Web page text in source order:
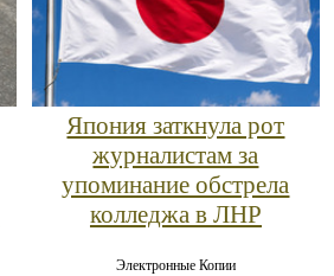
Япония заткнула рот
журналистам за
упоминание обстрела
колледжа в ЛНР
Электронные Копии